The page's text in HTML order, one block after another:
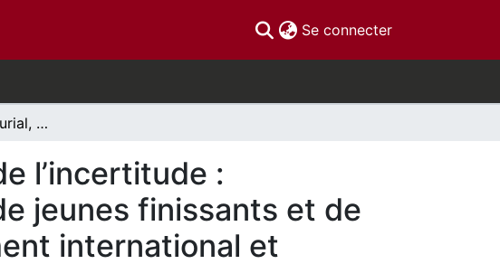
Se connecter(current)
Le rêve entrepreneurial, voie d’évitement de l’incertitude : exploration de l’identité entrepreneuriale de jeunes finissants et de diplômés de premier cycle en développement international et mondialisation à l’Université d’Ottawa
l’incertitude :
jeunes finissants et de
international et